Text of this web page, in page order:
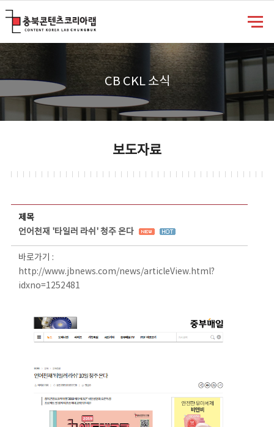
CB CKL 소식
보도자료
제목
언어천재 '타일러 라쉬' 청주 온다
바로가기 :
http://www.jbnews.com/news/articleView.html?
idxno=1252481